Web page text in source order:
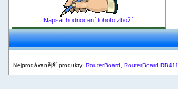
Napsat hodnocení tohoto zboží.
Nejprodávanější produkty: RouterBoard RouterBoard RB411